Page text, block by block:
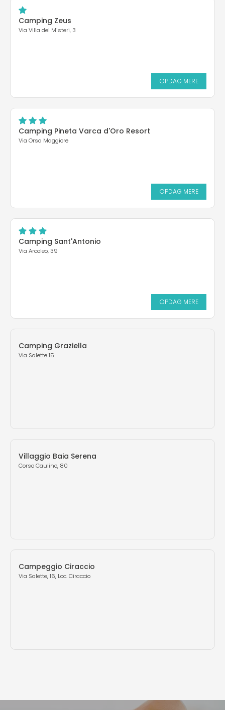
Camping Zeus
Via Villa dei Misteri, 3
OPDAG MERE
Camping Pineta Varca d'Oro Resort
Via Orsa Maggiore
OPDAG MERE
Camping Sant'Antonio
Via Arcoleo, 39
OPDAG MERE
Camping Graziella
Via Salette 15
Villaggio Baia Serena
Corso Caulino, 80
Campeggio Ciraccio
Via Salette, 16, Loc. Ciraccio